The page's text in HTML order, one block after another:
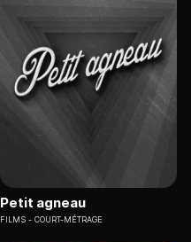
Petit agneau
FILMS COURT-MÉTRAGE